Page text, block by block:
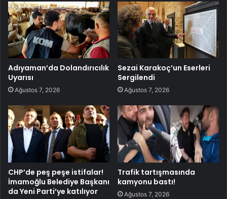
Adıyaman’da Dolandırıcılık
Uyarısı
Ağustos 7, 2026
Sezai Karakoç’un Eserleri
Sergilendi
Ağustos 7, 2026
CHP’de peş peşe istifalar!
İmamoğlu Belediye Başkanı
da Yeni Parti’ye katılıyor
Trafik tartışmasında
kamyonu bastı!
Ağustos 7, 2026